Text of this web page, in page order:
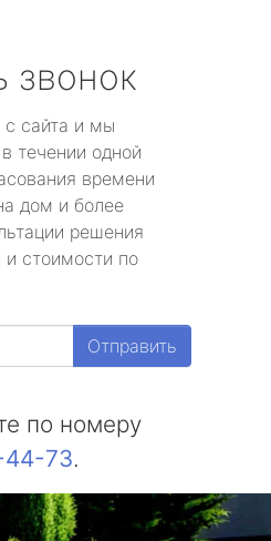
звонок
с сайта и мы
течении одной
времени
дом и более
решения
стоимости по
Отправить
по номеру
44-73.